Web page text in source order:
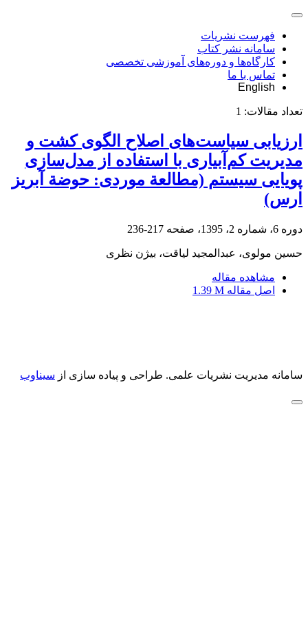
فهرست نشریات
سامانه نشر کتاب
کارگاه‌ها و دوره‌های آموزشی تخصصی
تماس با ما
English
تعداد مقالات: 1
ارزیابی سیاست‌های اصلاح الگوی کشت و
مدیریت کم‌آبیاری با استفاده از مدل‌سازی
پویایی سیستم (مطالعة موردی: حوضة آبریز
ارس)
دوره 6، شماره 2، 1395، صفحه 217-236
حسین مولوی، عبدالمجید لیاقت، بیژن نظری
مشاهده مقاله
اصل مقاله 1.39 M
سامانه مدیریت نشریات علمی. طراحی و پیاده سازی از سیناوب